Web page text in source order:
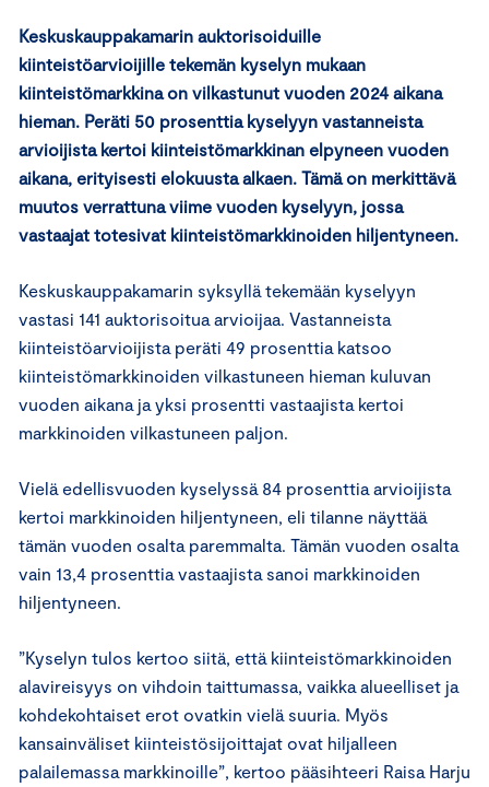
Keskuskauppakamarin auktorisoiduille
kiinteistöarvioijille tekemän kyselyn mukaan
kiinteistömarkkina on vilkastunut vuoden 2024 aikana
hieman. Peräti 50 prosenttia kyselyyn vastanneista
arvioijista kertoi kiinteistömarkkinan elpyneen vuoden
aikana, erityisesti elokuusta alkaen. Tämä on merkittävä
muutos verrattuna viime vuoden kyselyyn, jossa
vastaajat totesivat kiinteistömarkkinoiden hiljentyneen.
Keskuskauppakamarin syksyllä tekemään kyselyyn
vastasi 141 auktorisoitua arvioijaa. Vastanneista
kiinteistöarvioijista peräti 49 prosenttia katsoo
kiinteistömarkkinoiden vilkastuneen hieman kuluvan
vuoden aikana ja yksi prosentti vastaajista kertoi
markkinoiden vilkastuneen paljon.
Vielä edellisvuoden kyselyssä 84 prosenttia arvioijista
kertoi markkinoiden hiljentyneen, eli tilanne näyttää
tämän vuoden osalta paremmalta. Tämän vuoden osalta
vain 13,4 prosenttia vastaajista sanoi markkinoiden
hiljentyneen.
”Kyselyn tulos kertoo siitä, että kiinteistömarkkinoiden
alavireisyys on vihdoin taittumassa, vaikka alueelliset ja
kohdekohtaiset erot ovatkin vielä suuria. Myös
kansainväliset kiinteistösijoittajat ovat hiljalleen
palailemassa markkinoille”, kertoo pääsihteeri Raisa Harju